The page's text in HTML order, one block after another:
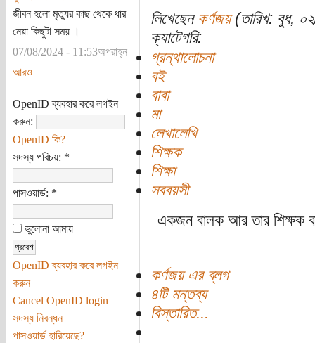
জীবন হলো মৃত্যুর কাছ থেকে ধার
নেয়া কিছুটা সময় ।
07/08/2024 - 11:53অপরাহ্ন
আরও
OpenID ব্যবহার করে লগইন
করুন:
OpenID কি?
সদস্য পরিচয়: *
পাসওয়ার্ড: *
ভুলোনা আমায়
OpenID ব্যবহার করে লগইন
করুন
Cancel OpenID login
সদস্য নিবন্ধন
পাসওয়ার্ড হারিয়েছে?
লিখেছেন কর্ণজয়(তারিখ: বুধ,
ক্যাটেগরি:
গ্রন্থালোচনা
বই
বাবা
মা
লেখালেখি
শিক্ষক
শিক্ষা
সববয়সী
একজন বালক আর তার শিক্ষক
কর্ণজয় এর ব্লগ
৪টি মন্তব্য
বিস্তারিত...